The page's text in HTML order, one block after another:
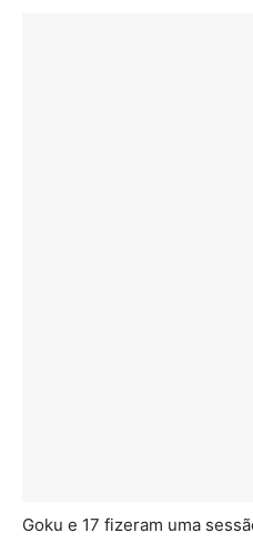
Goku e 17 fizeram uma